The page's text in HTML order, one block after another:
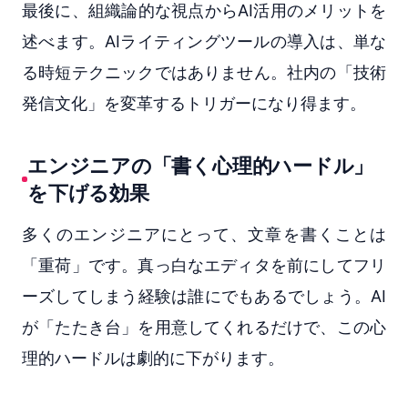
最後に、組織論的な視点からAI活用のメリットを
述べます。AIライティングツールの導入は、単な
る時短テクニックではありません。社内の「技術
発信文化」を変革するトリガーになり得ます。
エンジニアの「書く心理的ハードル」
を下げる効果
多くのエンジニアにとって、文章を書くことは
「重荷」です。真っ白なエディタを前にしてフリ
ーズしてしまう経験は誰にでもあるでしょう。AI
が「たたき台」を用意してくれるだけで、この心
理的ハードルは劇的に下がります。